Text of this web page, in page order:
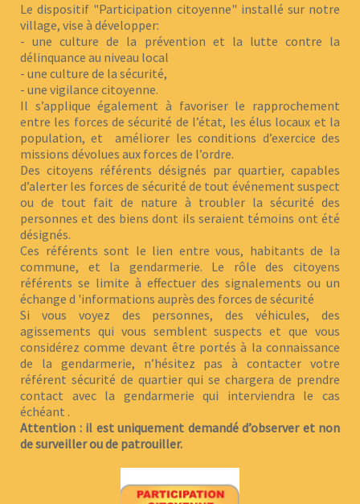
Le dispositif "Participation citoyenne" installé sur notre
village, vise à développer:
- une culture de la prévention et la lutte contre la
délinquance au niveau local
- une culture de la sécurité,
- une vigilance citoyenne.
Il s’applique également à favoriser le rapprochement
entre les forces de sécurité de l’état, les élus locaux et la
population, et améliorer les conditions d’exercice des
missions dévolues aux forces de l’ordre.
Des citoyens référents désignés par quartier, capables
d’alerter les forces de sécurité de tout événement suspect
ou de tout fait de nature à troubler la sécurité des
personnes et des biens dont ils seraient témoins ont été
désignés.
Ces référents sont le lien entre vous, habitants de la
commune, et la gendarmerie. Le rôle des citoyens
référents se limite à effectuer des signalements ou un
échange d 'informations auprès des forces de sécurité
Si vous voyez des personnes, des véhicules, des
agissements qui vous semblent suspects et que vous
considérez comme devant être portés à la connaissance
de la gendarmerie, n’hésitez pas à contacter votre
référent sécurité de quartier qui se chargera de prendre
contact avec la gendarmerie qui interviendra le cas
échéant .
Attention : il est uniquement demandé d’observer et non
de surveiller ou de patrouiller.